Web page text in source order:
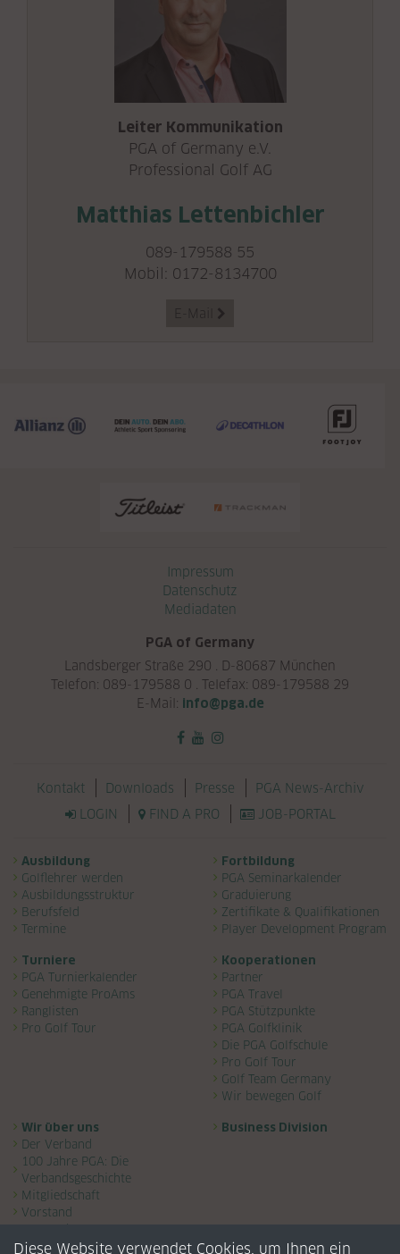
Diese Website verwendet Cookies, um Ihnen ein
Leiter Kommunikation
PGA of Germany e.V.
Professional Golf AG
Matthias Lettenbichler
089-179588 55
Mobil: 0172-8134700
E-Mail 
Impressum
Datenschutz
Mediadaten
PGA of Germany
Landsberger Straße 290 . D-80687 München
Telefon: 089-179588 0 . Telefax: 089-179588 29
E-Mail: info@pga.de
Navigation überspringen
Kontakt Downloads Presse
PGA News-Archiv
LOGIN
FIND A PRO JOB-PORTAL
Navigation überspringen
Ausbildung
Golflehrer werden
Ausbildungsstruktur
Berufsfeld
Termine
Fortbildung
PGA Seminarkalender
Graduierung
Zertifikate & Qualifikationen
Player Development Program
Turniere
PGA Turnierkalender
Genehmigte ProAms
Ranglisten
Pro Golf Tour
Kooperationen
Partner
PGA Travel
PGA Stützpunkte
PGA Golfklinik
Die PGA Golfschule
Pro Golf Tour
Golf Team Germany
Wir bewegen Golf
Wir über uns
Der Verband
100 Jahre PGA: Die
Verbandsgeschichte
Mitgliedschaft
Vorstand
Ansprechpartner
Gremien
Business Division